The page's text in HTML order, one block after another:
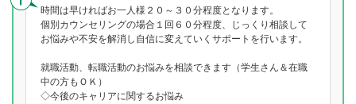
時間は早ければお一人様２０～３０分程度となります。
個別カウンセリングの場合１回６０分程度、じっくり相談して
お悩みや不安を解消し自信に変えていくサポートを行います。
就職活動、転職活動のお悩みを相談できます（学生さん＆在職
中の方もＯＫ）
◇今後のキャリアに関するお悩み